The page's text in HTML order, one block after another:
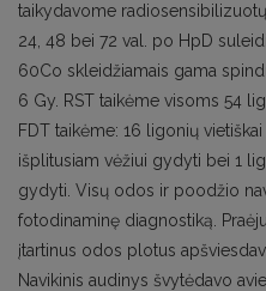
taikydavome
24, 48 bei 72 val. po HpD
60Co skleidžiamais gama
6 Gy. RST taikėme visoms 54
FDT taikėme: 16 ligonių
išplitusiam vėžiui gydyti bei 1
gydyti. Visų odos ir poodžio
fotodinaminę diagnostiką.
įtartinus odos plotus
Navikinis audinys švytėdavo